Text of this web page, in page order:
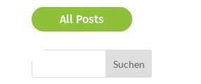
All Posts